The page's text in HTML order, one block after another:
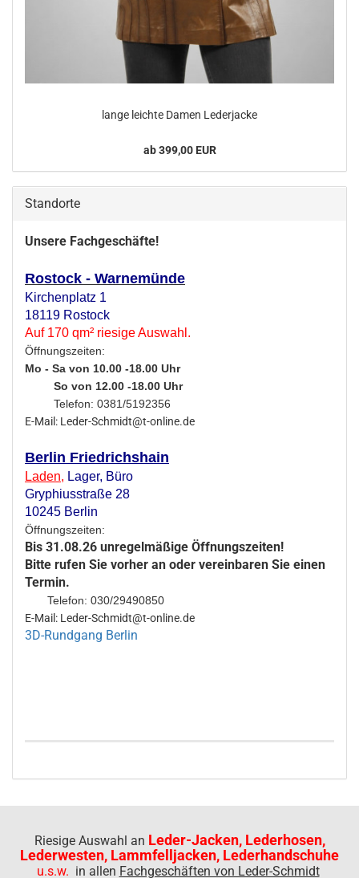
lange leich­te Damen Le­der­ja­cke
ab 399,00 EUR
Standorte
Unsere Fachgeschäfte!
Rostock - Warnemünde
Kirchenplatz 1
18119 Rostock
Auf 170 qm² riesige Auswahl.
Öffnungszeiten:
Mo - Sa von 10.00 -18.00 Uhr
So von 12.00 -18.00 Uhr
Telefon: 0381/5192356
E-Mail: Leder-Schmidt@t-online.de
Berlin Friedrichshain
Laden, Lager, Büro
Gryphiusstraße 28
10245 Berlin
Öffnungszeiten:
Bis 31.08.26 unregelmäßige Öffnungszeiten!
Bitte rufen Sie vorher an oder vereinbaren Sie einen
Termin.
Telefon: 030/29490850
E-Mail: Leder-Schmidt@t-online.de
3D-Rundgang Berlin
Riesige Auswahl an Leder-Jacken, Lederhosen,
Lederwesten, Lammfelljacken, Lederhandschuhe
u.s.w. in allen Fachgeschäften von Leder-Schmidt